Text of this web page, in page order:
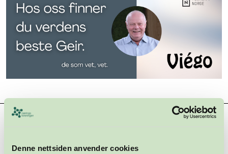
Denne nettsiden anvender cookies
Hovedsamarbeidspartnere